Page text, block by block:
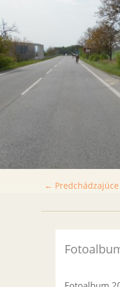
← Predchádzajúce